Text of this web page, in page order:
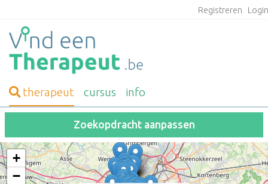
Registreren
therapeut cursus info
Zoekopdracht aanpassen
+
−